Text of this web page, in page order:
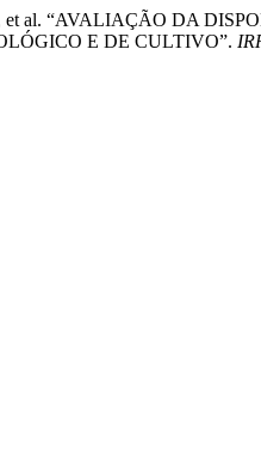
et al. “AVALIAÇÃO DA
E DE CULTIVO”.